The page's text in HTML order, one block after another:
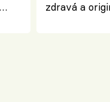
zdravá a